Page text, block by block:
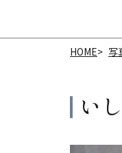
HOME 写
い